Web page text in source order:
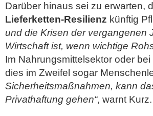
Darüber hinaus sei zu erwarten,
Lieferketten-Resilienz künftig
und die Krisen der vergangenen
Wirtschaft ist, wenn wichtige
Im Nahrungsmittelsektor oder
dies im Zweifel sogar
Sicherheitsmaßnahmen, kann
Privathaftung gehen“, warnt Kurz.